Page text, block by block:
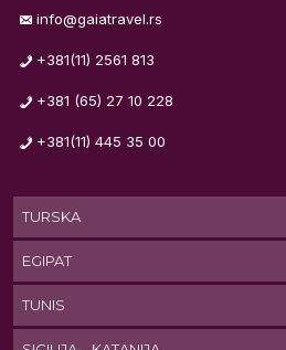
info@gaiatravel.rs
+381(11) 2561 813
+381 (65) 27 10 228
+381(11) 445 35 00
TURSKA
EGIPAT
TUNIS